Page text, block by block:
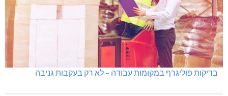
בדיקות פוליגרף במקומות עבודה – לא רק בעקבות גניבה